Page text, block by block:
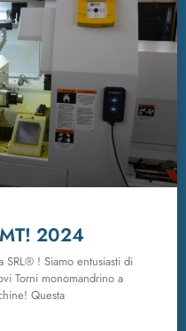
2024
SRL® ! Siamo entusiasti di
Torni monomandrino a
Questa